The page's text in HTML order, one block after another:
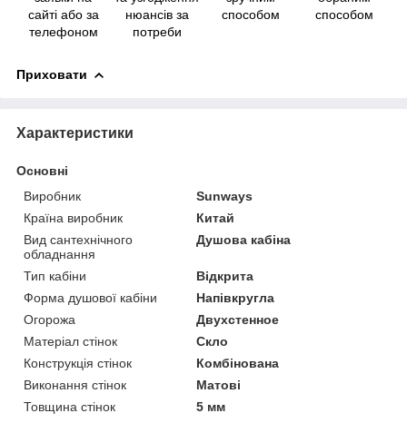
сайті або за
телефоном
нюансів за
потреби
способом
способом
Приховати
Характеристики
Основні
Виробник
Sunways
Країна виробник
Китай
Вид сантехнічного
обладнання
Душова кабіна
Тип кабіни
Відкрита
Форма душової кабіни
Напівкругла
Огорожа
Двухстенное
Матеріал стінок
Скло
Конструкція стінок
Комбінована
Виконання стінок
Матові
Товщина стінок
5 мм